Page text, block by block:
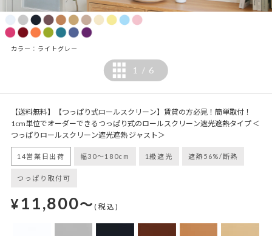
カラー：ライトグレー
1 / 6
【送料無料】【つっぱり式ロールスクリーン】賃貸の方必見！簡単取付！
1cm単位でオーダーできるつっぱり式のロールスクリーン遮光遮熱タイプ ＜
つっぱりロールスクリーン遮光遮熱 ジャスト＞
14営業日出荷 幅30～180cm 1級遮光 遮熱56%/断熱
つっぱり取付可
¥11,800～(税込)